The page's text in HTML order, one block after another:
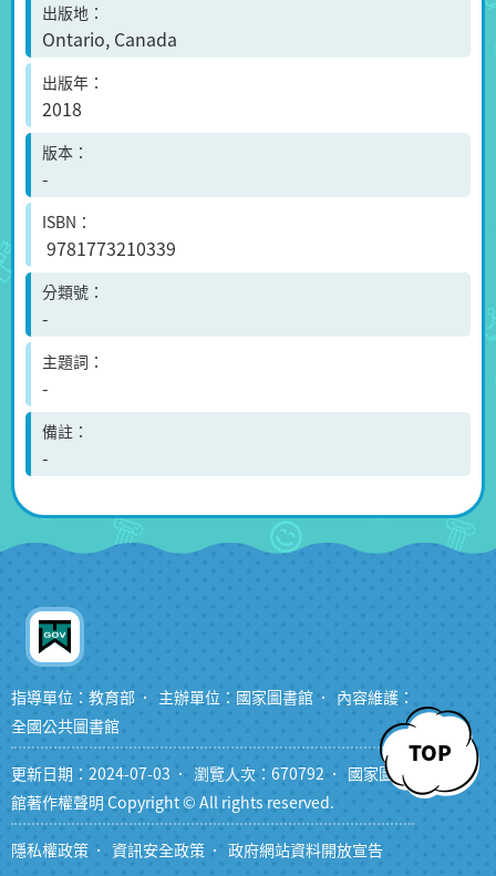
出版地
Ontario, Canada
出版年
2018
版本
-
ISBN
9781773210339
分類號
-
主題詞
-
備註
-
TOP
指導單位：教育部 主辦單位：國家圖書館
內容維護：
全國公共圖書館
更新日期：2024-07-03 瀏覽人次：670792
國家圖書
館著作權聲明 Copyright © All rights reserved.
隱私權政策 資訊安全政策 政府網站資料開放宣告